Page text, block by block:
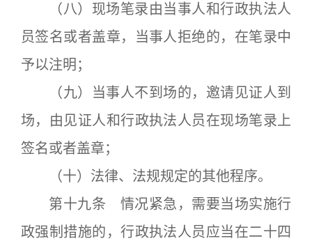
（八）现场笔录由当事人和行政执法人
员签名或者盖章，当事人拒绝的，在笔录中
予以注明；
（九）当事人不到场的，邀请见证人到
场，由见证人和行政执法人员在现场笔录上
签名或者盖章；
（十）法律、法规规定的其他程序。
第十九条 情况紧急，需要当场实施行
政强制措施的，行政执法人员应当在二十四